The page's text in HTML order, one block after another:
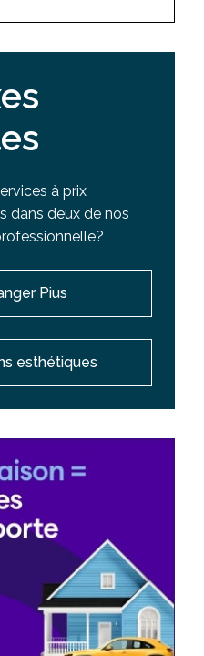
à prix
dans deux de nos
Pius
esthétiques